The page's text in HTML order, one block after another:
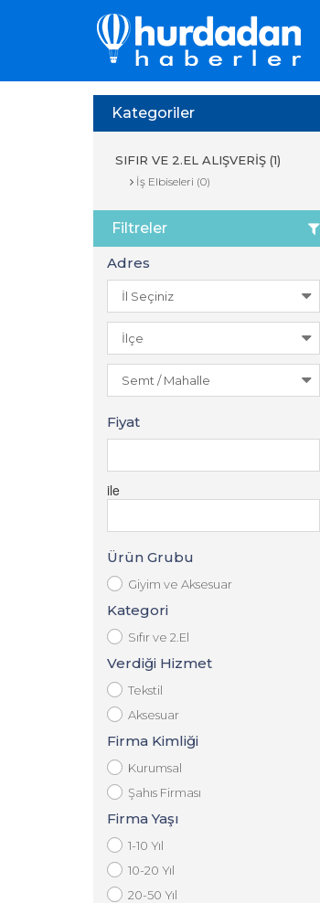
Kategoriler
SIFIR VE 2.EL ALIŞVERİŞ (1)
İş Elbiseleri (0)
Filtreler
Adres
Fiyat
ile
Ürün Grubu
Giyim ve Aksesuar
Kategori
Sıfır ve 2.El
Verdiği Hizmet
Tekstil
Aksesuar
Firma Kimliği
Kurumsal
Şahıs Firması
Firma Yaşı
1-10 Yıl
10-20 Yıl
20-50 Yıl